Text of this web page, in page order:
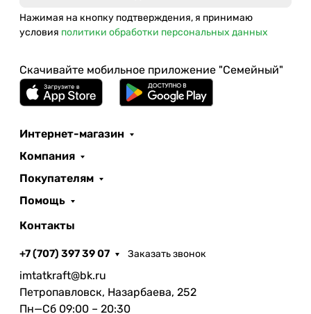
Нажимая на кнопку подтверждения, я принимаю
условия политики обработки персональных данных
Скачивайте мобильное приложение "Семейный"
Интернет-магазин
Компания
Покупателям
Помощь
Контакты
+7 (707) 397 39 07 Заказать звонок
imtatkraft@bk.ru
Петропавловск, Назарбаева, 252
Пн—Сб 09:00 – 20:30